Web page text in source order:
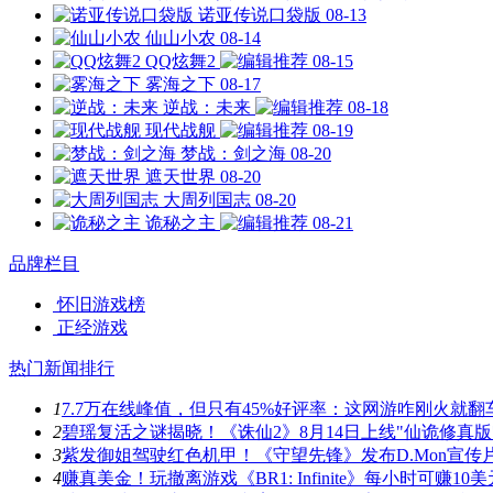
诺亚传说口袋版 08-13
仙山小农 08-14
QQ炫舞2
08-15
雾海之下 08-17
逆战：未来
08-18
现代战舰
08-19
梦战：剑之海 08-20
遮天世界 08-20
大周列国志 08-20
诡秘之主
08-21
品牌栏目
怀旧游戏榜
正经游戏
热门新闻排行
17.7万在线峰值，但只有45%好评率：这网游咋刚火就翻
2碧瑶复活之谜揭晓！《诛仙2》8月14日上线"仙诡修真
3紫发御姐驾驶红色机甲！《守望先锋》发布D.Mon宣传
4赚真美金！玩撤离游戏《BR1: Infinite》每小时可赚10美